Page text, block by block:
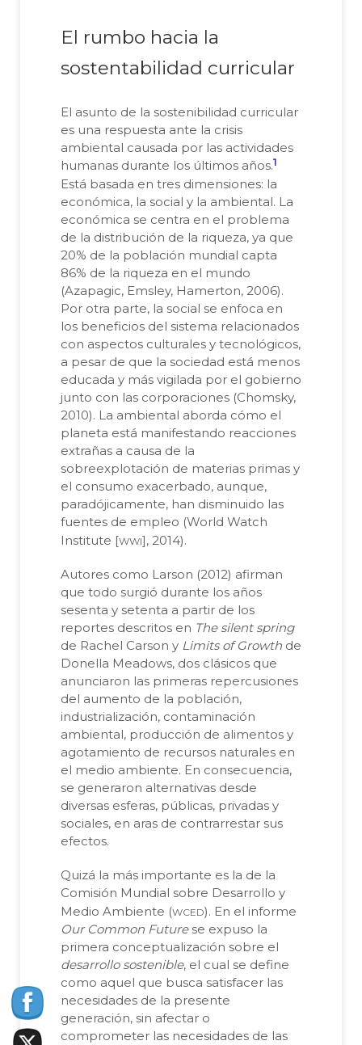
El rumbo hacia la
sostentabilidad curricular
El asunto de la sostenibilidad curricular
es una respuesta ante la crisis
ambiental causada por las actividades
humanas durante los últimos años.1
Está basada en tres dimensiones: la
económica, la social y la ambiental. La
económica se centra en el problema
de la distribución de la riqueza, ya que
20% de la población mundial capta
86% de la riqueza en el mundo
(Azapagic, Emsley, Hamerton, 2006).
Por otra parte, la social se enfoca en
los beneficios del sistema relacionados
con aspectos culturales y tecnológicos,
a pesar de que la sociedad está menos
educada y más vigilada por el gobierno
junto con las corporaciones (Chomsky,
2010). La ambiental aborda cómo el
planeta está manifestando reacciones
extrañas a causa de la
sobreexplotación de materias primas y
el consumo exacerbado, aunque,
paradójicamente, han disminuido las
fuentes de empleo (World Watch
Institute [wwi], 2014).
Autores como Larson (2012) afirman
que todo surgió durante los años
sesenta y setenta a partir de los
reportes descritos en The silent spring
de Rachel Carson y Limits of Growth de
Donella Meadows, dos clásicos que
anunciaron las primeras repercusiones
del aumento de la población,
industrialización, contaminación
ambiental, producción de alimentos y
agotamiento de recursos naturales en
el medio ambiente. En consecuencia,
se generaron alternativas desde
diversas esferas, públicas, privadas y
sociales, en aras de contrarrestar sus
efectos.
Quizá la más importante es la de la
Comisión Mundial sobre Desarrollo y
Medio Ambiente (wced). En el informe
Our Common Futurese expuso la
primera conceptualización sobre el
desarrollo sostenible, el cual se define
como aquel que busca satisfacer las
necesidades de la presente
generación, sin afectar o
comprometer las necesidades de las